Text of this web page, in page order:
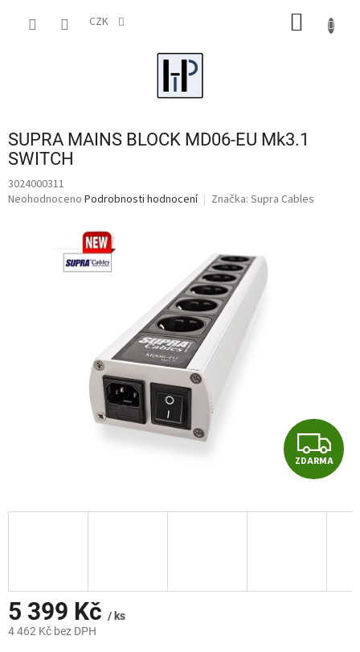
CZK
SUPRA MAINS BLOCK MD06-EU Mk3.1
SWITCH
3024000311
Průměrné
Neohodnoceno Podrobnosti hodnocení Značka: Supra Cables
Z
D
A
ZDARMA
5 399 Kč / ks
4 462 Kč bez DPH